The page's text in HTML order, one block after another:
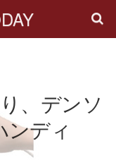
、デンソ
ンディ